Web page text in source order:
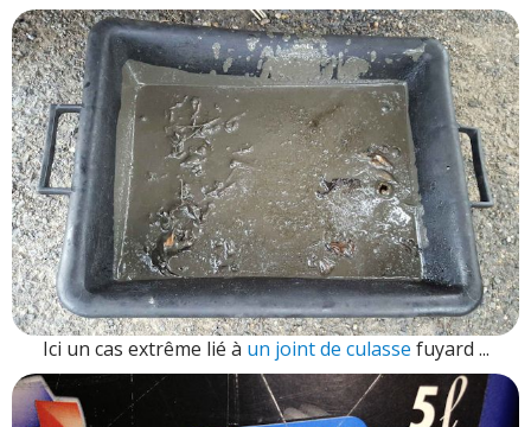
Ici un cas extrême lié à un joint de culasse fuyard ...